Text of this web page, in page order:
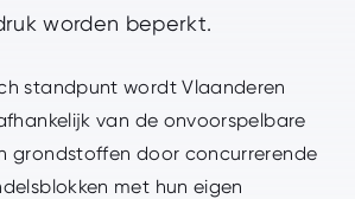
worden beperkt.
standpunt wordt Vlaanderen
van de onvoorspelbare
grondstoffen door concurrerende
met hun eigen